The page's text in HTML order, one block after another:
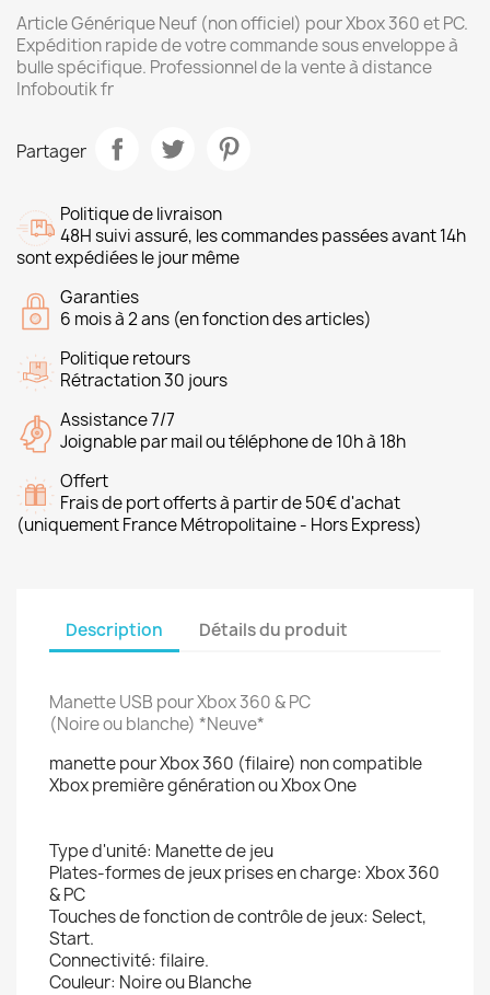
Article Générique Neuf (non officiel) pour Xbox 360 et PC.
Expédition rapide de votre commande sous enveloppe à
bulle spécifique. Professionnel de la vente à distance
Infoboutik fr
Partager
Politique de livraison
48H suivi assuré, les commandes passées avant 14h
sont expédiées le jour même
Garanties
6 mois à 2 ans (en fonction des articles)
Politique retours
Rétractation 30 jours
Assistance 7/7
Joignable par mail ou téléphone de 10h à 18h
Offert
Frais de port offerts à partir de 50€ d'achat
(uniquement France Métropolitaine - Hors Express)
Description Détails du produit
Manette USB pour Xbox 360 & PC
(Noire ou blanche) *Neuve*
manette pour Xbox 360 (filaire) non compatible
Xbox première génération ou Xbox One
Type d'unité: Manette de jeu
Plates-formes de jeux prises en charge: Xbox 360
& PC
Touches de fonction de contrôle de jeux: Select,
Start.
Connectivité: filaire.
Couleur: Noire ou Blanche